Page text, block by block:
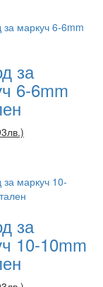
за
6-6mm
за
10-10mm